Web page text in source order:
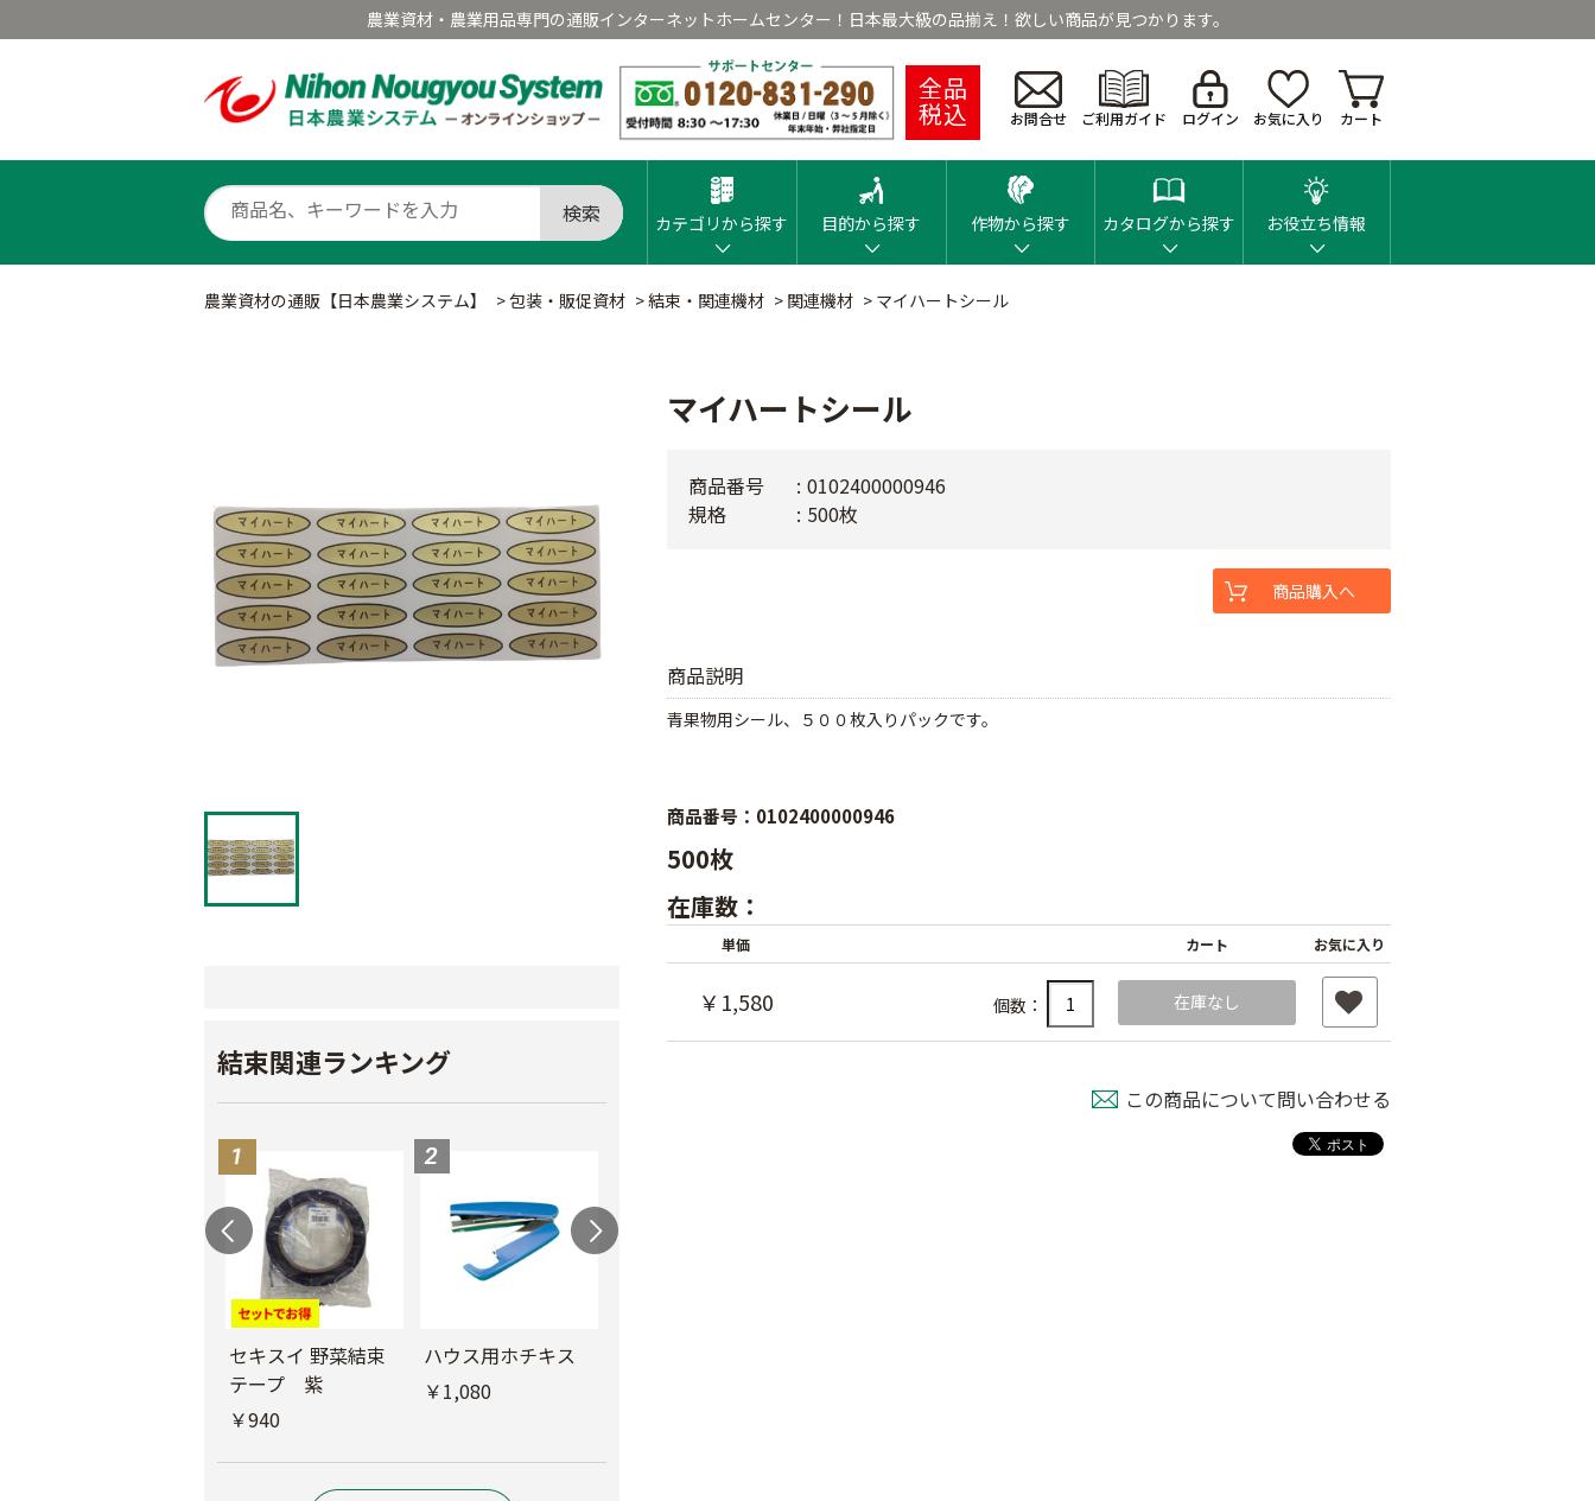
農業資材・農業用品専門の通販インターネットホームセンター！日本最大級の品揃え！欲しい商品が見つかります。
全品
税込 お問合せ ご利用ガイド ログイン お気に入り カート
検索 カテゴリから探す 目的から探す 作物から探す カタログから探す お役立ち情報
農業資材の通販【日本農業システム】 >包装・販促資材 >結束・関連機材 > 関連機材 > マイハートシール
結束関連ランキング
セキスイ 野菜結束
テープ 紫
￥940
ハウス用ホチキス
￥1,080
マイハートシール
商品説明
青果物用シール、５００枚入りパックです。
商品番号
0102400000946
規格
500枚
商品購入へ
商品番号：0102400000946
500枚
在庫数：
単価 カート お気に入り
￥1,580 個数： 在庫なし
この商品について問い合わせる